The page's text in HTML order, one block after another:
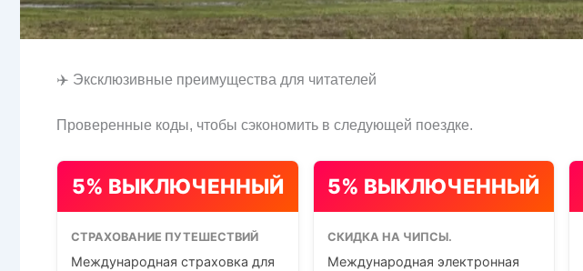
✈️ Эксклюзивные преимущества для читателей
Проверенные коды, чтобы сэкономить в следующей поездке.
5% ВЫКЛЮЧЕННЫЙ
СТРАХОВАНИЕ ПУТЕШЕСТВИЙ
Международная страховка для
5% ВЫКЛЮЧЕННЫЙ
СКИДКА НА ЧИПСЫ.
Международная электронная